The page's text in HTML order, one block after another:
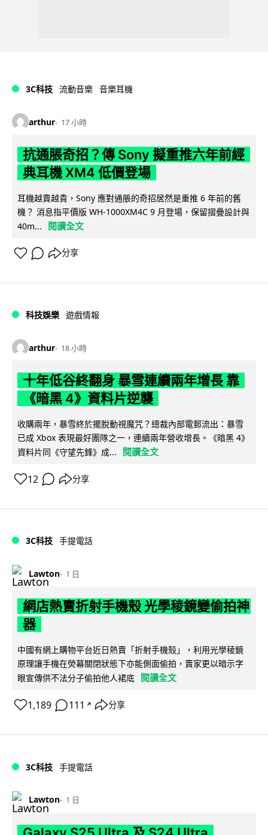
3C科技 流動音樂 音樂耳機
arthur 17 小時
抗通脹奇招？傳 Sony 擬重推六年前經
典耳機 XM4 低價登場
耳機越賣越貴，Sony 應對通脹的奇招居然是重推 6 年前的舊
機？ 消息指平價版 WH-1000XM4C 9 月登場，保留摺疊設計與
40m...
閱讀全文
分享
科技娛樂 遊戲情報
arthur 18 小時
十年低谷終翻身 暴雪連續兩年增長 靠
《暗黑 4》資料片逆襲
收購兩年，暴雪終於擺脫動視魔咒？總裁內部電郵流出：暴雪
已成 Xbox 表現最好團隊之一，連續兩年營收增長。《暗黑 4》
資料片同《守望先鋒》成...
閱讀全文
12 分享
3C科技 手提電話
Lawton 1 日
網店熱賣折射手機殼 光學稜鏡變偷拍神
器
中國有網上購物平台近日熱賣「折射手機殼」，利用光學稜鏡
原理讓手機在熒幕關閉狀態下亦能側面偷拍，賣家更以暗示字
眼宣傳供不法分子偷拍他人裙底
閱讀全文
1,189 111 ↗ 分享
3C科技 手提電話
Lawton 1 日